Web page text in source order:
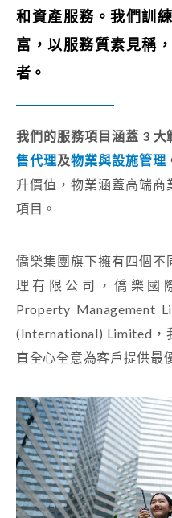
和資產服務。我們訓
富，以服務質素見稱
者。
我們的服務項目涵蓋 3 大
售代理及物業與設施管理
升價值，物業涵蓋高端
項目。
僑樂集團旗下擁有四個
理有限公司，僑樂國
Property Management
(International) Limited，
直全心全意為客戶提供最